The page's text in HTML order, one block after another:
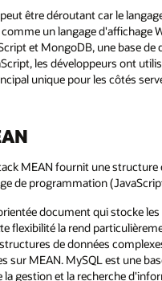
être déroutant car le
un langage d'affichage
et MongoDB, une base
les développeurs ont
unique pour les côtés
MEAN fournit une
de programmation
document qui stocke
flexibilité la rend
de données
sur MEAN. MySQL est une
la gestion et la recherche